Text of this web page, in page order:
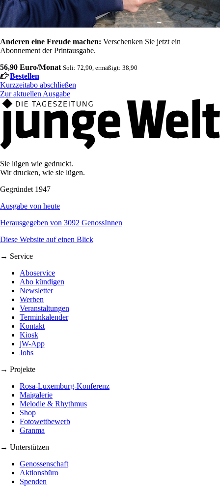
Anderen eine Freude machen: Verschenken Sie jetzt ein
Abonnement der Printausgabe.
56,90 Euro/Monat Soli: 72,90, ermäßigt: 38,90
Bestellen
Kurzzeitabo abschließen
Zur aktuellen Ausgabe
Sie lügen wie gedruckt.
Wir drucken, wie sie lügen.
Gegründet 1947
Ausgabe von heute
Herausgegeben von 3092 GenossInnen
Diese Website auf einen Blick
→ Service
Aboservice
Abo kündigen
Newsletter
Werben
Veranstaltungen
Terminkalender
Kontakt
Kiosk
jW-App
Jobs
→ Projekte
Rosa-Luxemburg-Konferenz
Maigalerie
Melodie & Rhythmus
Shop
Fotowettbewerb
Granma
→ Unterstützen
Genossenschaft
Aktionsbüro
Spenden